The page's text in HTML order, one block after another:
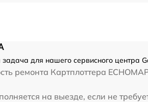
для нашего сервисного центра
ремонта Картплоттера
на выезде, если не